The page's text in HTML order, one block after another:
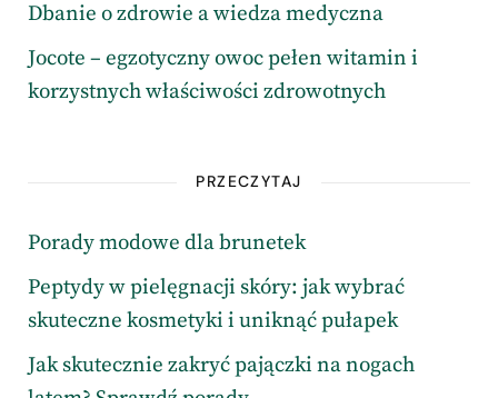
Dbanie o zdrowie a wiedza medyczna
Jocote – egzotyczny owoc pełen witamin i
korzystnych właściwości zdrowotnych
PRZECZYTAJ
Porady modowe dla brunetek
Peptydy w pielęgnacji skóry: jak wybrać
skuteczne kosmetyki i uniknąć pułapek
Jak skutecznie zakryć pajączki na nogach